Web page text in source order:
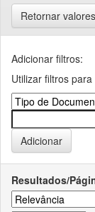
Retornar valores
Adicionar filtros:
Utilizar filtros
Resultados/